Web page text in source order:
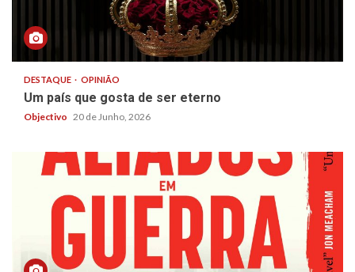
DESTAQUE OPINIÃO
Um país que gosta de ser eterno
Objectivo 20 de Junho, 2026